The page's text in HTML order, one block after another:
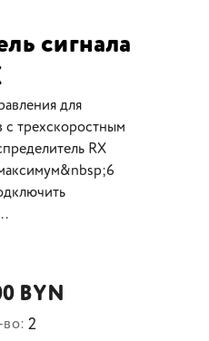
сигнала
для
c трехскоростным
RX
BYN
во: 2